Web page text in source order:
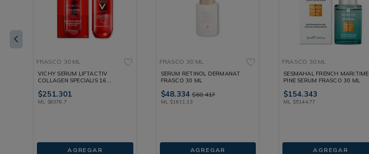
FRASCO 30 ML
VICHY SERUM LIFTACTIV
COLLAGEN SPECIALIS 16
$251.301
ML $8376 7
AGREGAR
FRASCO 30 ML
SERUM RETINOL DERMANAT
FRASCO 30 ML
$48.334 $60.417
ML $1611 13
AGREGAR
FRASCO 30 ML
SESMAHAL FRENCH MARITIME
PINE SERUM FRASCO 30 ML
$154.343
ML $5144, 77
AGREGAR